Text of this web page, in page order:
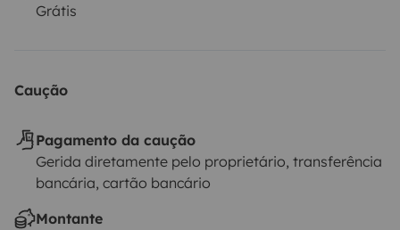
Grátis
Caução
Pagamento da caução
Gerida diretamente pelo proprietário, transferência
bancária, cartão bancário
Montante